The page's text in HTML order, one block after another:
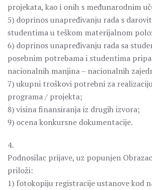
projekata, kao i onih s međunarodnim
5) doprinos unapređivanju rada s
studentima u teškom materijalnom
6) doprinos unapređivanju rada sa
posebnim potrebama i studentima
nacionalnih manjina – nacionalnih
7) ukupni troškovi potrebni za
programa / projekta;
8) visina finansiranja iz drugih izvora;
9) ocena konkursne dokumentacije.
4.
Podnosilac prijave, uz popunjen
priloži:
1) fotokopiju registracije ustanove kod